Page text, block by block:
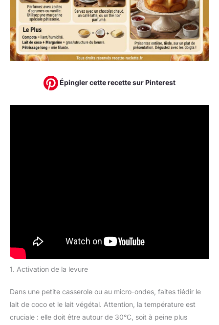
Épingler cette recette sur Pinterest
1. Activation de la levure
Dans une petite casserole ou au micro-ondes, faites tiédir le
lait de coco et le lait végétal. Attention, la température est
cruciale : elle doit être autour de 30°C, soit à peine plus